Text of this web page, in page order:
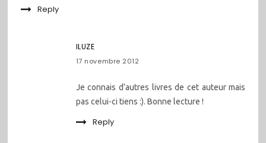
Reply
ILUZE
17 novembre 2012
Je connais d’autres livres de cet auteur mais
pas celui-ci tiens :). Bonne lecture !
Reply